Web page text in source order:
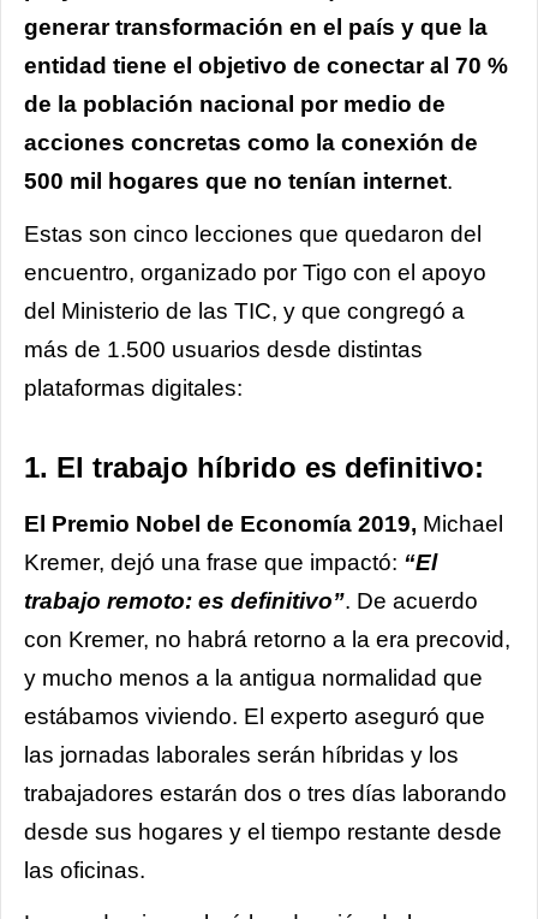
generar transformación en el país y que la
entidad tiene el objetivo de conectar al 70 %
de la población nacional por medio de
acciones concretas como la conexión de
500 mil hogares que no tenían internet.
Estas son cinco lecciones que quedaron del
encuentro, organizado por Tigo con el apoyo
del Ministerio de las TIC, y que congregó a
más de 1.500 usuarios desde distintas
plataformas digitales:
1. El trabajo híbrido es definitivo:
El Premio Nobel de Economía 2019, Michael
Kremer, dejó una frase que impactó: “El
trabajo remoto: es definitivo”. De acuerdo
con Kremer, no habrá retorno a la era precovid,
y mucho menos a la antigua normalidad que
estábamos viviendo. El experto aseguró que
las jornadas laborales serán híbridas y los
trabajadores estarán dos o tres días laborando
desde sus hogares y el tiempo restante desde
las oficinas.